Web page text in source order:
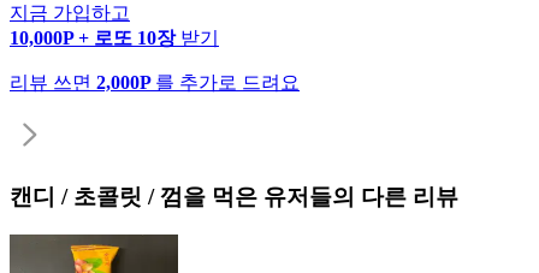
지금 가입하고
10,000P + 로또 10장 받기
리뷰 쓰면 2,000P 를 추가로 드려요
캔디 / 초콜릿 / 껌을 먹은 유저들의 다른 리뷰